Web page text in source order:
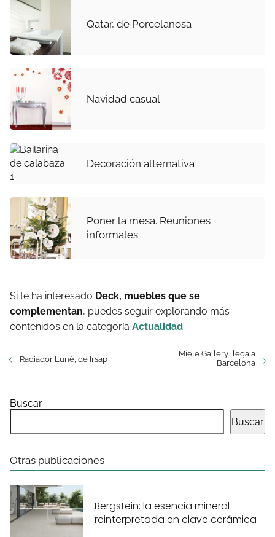
Qatar, de Porcelanosa
Navidad casual
Decoración alternativa
Poner la mesa. Reuniones
informales
Si te ha interesado Deck, muebles que se
complementan, puedes seguir explorando más
contenidos en la categoría Actualidad.
Radiador Lunè, de Irsap
Miele Gallery llega a
Barcelona
Buscar
Buscar
Otras publicaciones
Bergstein: la esencia mineral
reinterpretada en clave cerámica